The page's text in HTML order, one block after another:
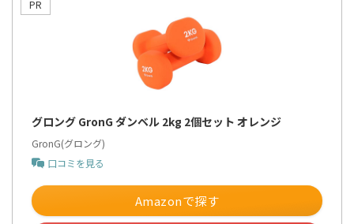
グロング GronG ダンベル 2kg 2個セット オレンジ
GronG(グロング)
口コミを見る
Amazonで探す